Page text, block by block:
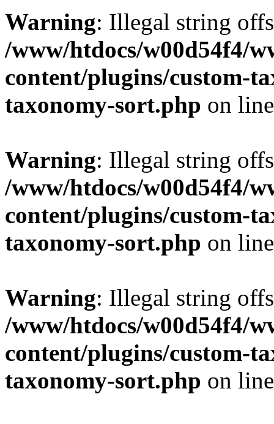
Warning: Illegal string
/www/htdocs/w00d54f4/
content/plugins/custom-
taxonomy-sort.php on
Warning: Illegal string
/www/htdocs/w00d54f4/
content/plugins/custom-
taxonomy-sort.php on
Warning: Illegal string
/www/htdocs/w00d54f4/
content/plugins/custom-
taxonomy-sort.php on